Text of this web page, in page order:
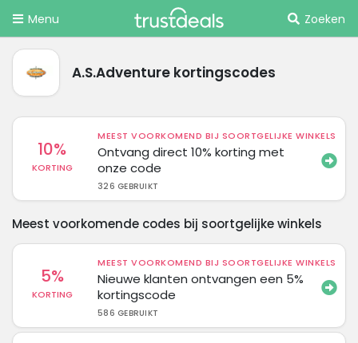
Menu Zoeken
A.S.Adventure kortingscodes
10%
KORTING
MEEST VOORKOMEND BIJ SOORTGELIJKE WINKELS
Ontvang direct 10% korting met
onze code
326 GEBRUIKT
Meest voorkomende codes bij soortgelijke winkels
5%
KORTING
MEEST VOORKOMEND BIJ SOORTGELIJKE WINKELS
Nieuwe klanten ontvangen een 5%
kortingscode
586 GEBRUIKT